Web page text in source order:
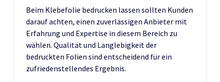
Beim Klebefolie bedrucken lassen sollten Kunden
darauf achten, einen zuverlässigen Anbieter mit
Erfahrung und Expertise in diesem Bereich zu
wählen. Qualität und Langlebigkeit der
bedruckten Folien sind entscheidend für ein
zufriedenstellendes Ergebnis.